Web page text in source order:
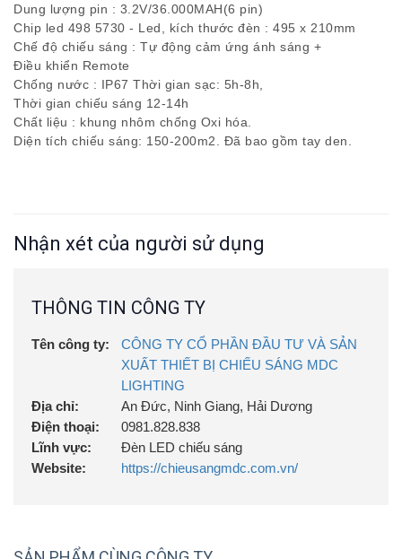
Dung lượng pin : 3.2V/36.000MAH(6 pin)
Chip led 498 5730 - Led, kích thước đèn : 495 x 210mm
Chế độ chiếu sáng : Tự động cảm ứng ánh sáng +
Điều khiển Remote
Chống nước : IP67 Thời gian sạc: 5h-8h,
Thời gian chiếu sáng 12-14h
Chất liệu : khung nhôm chống Oxi hóa.
Diện tích chiếu sáng: 150-200m2. Đã bao gồm tay den.
Nhận xét của người sử dụng
THÔNG TIN CÔNG TY
Tên công ty:
CÔNG TY CỔ PHẦN ĐẦU TƯ VÀ SẢN
XUẤT THIẾT BỊ CHIẾU SÁNG MDC
LIGHTING
Địa chỉ:
An Đức, Ninh Giang, Hải Dương
Điện thoại:
0981.828.838
Lĩnh vực:
Đèn LED chiếu sáng
Website:
https://chieusangmdc.com.vn/